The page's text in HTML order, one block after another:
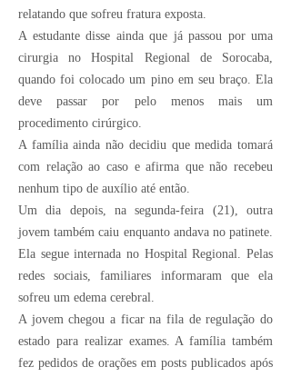
relatando que sofreu fratura exposta.
A estudante disse ainda que já passou por uma
cirurgia no Hospital Regional de Sorocaba,
quando foi colocado um pino em seu braço. Ela
deve passar por pelo menos mais um
procedimento cirúrgico.
A família ainda não decidiu que medida tomará
com relação ao caso e afirma que não recebeu
nenhum tipo de auxílio até então.
Um dia depois, na segunda-feira (21), outra
jovem também caiu enquanto andava no patinete.
Ela segue internada no Hospital Regional. Pelas
redes sociais, familiares informaram que ela
sofreu um edema cerebral.
A jovem chegou a ficar na fila de regulação do
estado para realizar exames. A família também
fez pedidos de orações em posts publicados após